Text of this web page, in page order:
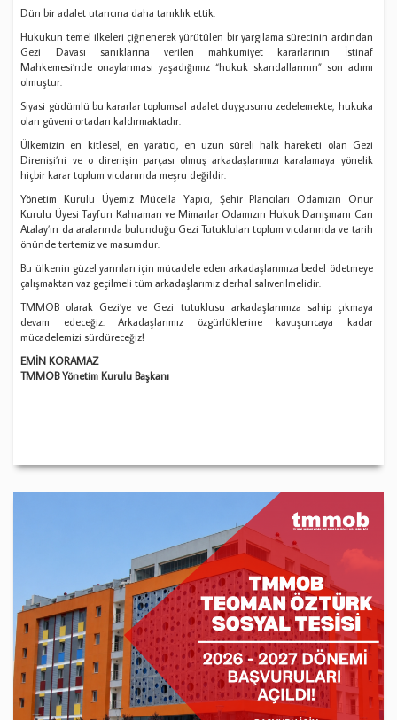
Dün bir adalet utancına daha tanıklık ettik.
Hukukun temel ilkeleri çiğnenerek yürütülen bir yargılama sürecinin ardından
Gezi Davası sanıklarına verilen mahkumiyet kararlarının İstinaf
Mahkemesi’nde onaylanması yaşadığımız “hukuk skandallarının” son adımı
olmuştur.
Siyasi güdümlü bu kararlar toplumsal adalet duygusunu zedelemekte, hukuka
olan güveni ortadan kaldırmaktadır.
Ülkemizin en kitlesel, en yaratıcı, en uzun süreli halk hareketi olan Gezi
Direnişi’ni ve o direnişin parçası olmuş arkadaşlarımızı karalamaya yönelik
hiçbir karar toplum vicdanında meşru değildir.
Yönetim Kurulu Üyemiz Mücella Yapıcı, Şehir Plancıları Odamızın Onur
Kurulu Üyesi Tayfun Kahraman ve Mimarlar Odamızın Hukuk Danışmanı Can
Atalay’ın da aralarında bulunduğu Gezi Tutukluları toplum vicdanında ve tarih
önünde tertemiz ve masumdur.
Bu ülkenin güzel yarınları için mücadele eden arkadaşlarımıza bedel ödetmeye
çalışmaktan vaz geçilmeli tüm arkadaşlarımız derhal salıverilmelidir.
TMMOB olarak Gezi’ye ve Gezi tutuklusu arkadaşlarımıza sahip çıkmaya
devam edeceğiz. Arkadaşlarımız özgürlüklerine kavuşuncaya kadar
mücadelemizi sürdüreceğiz!
EMİN KORAMAZ
TMMOB Yönetim Kurulu Başkanı